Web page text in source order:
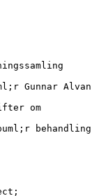
Gunnar Alvan
om
behandling